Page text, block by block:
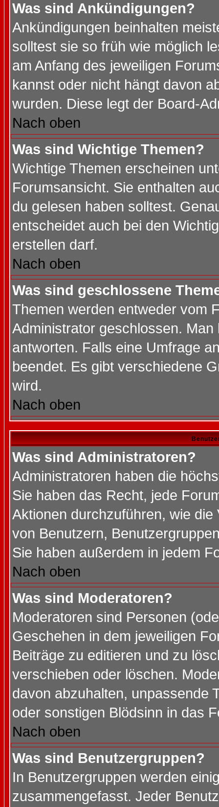
Was sind Ankündigungen?
Ankündigungen beinhalten
solltest sie so früh wie möglich
am Anfang des jeweiligen
kannst oder nicht hängt davon
wurden. Diese legt der Board-
Nach oben
Was sind Wichtige Themen?
Wichtige Themen erscheinen
Forumsansicht. Sie enthalten
du gelesen haben solltest.
entscheidet auch bei den
erstellen darf.
Nach oben
Was sind geschlossene
Themen werden entweder vom
Administrator geschlossen.
antworten. Falls eine Umfrage
beendet. Es gibt verschiedene
wird.
Nach oben
Was sind Administratoren?
Administratoren haben die
Sie haben das Recht, jede
Aktionen durchzuführen, wie
von Benutzern,
Sie haben außerdem in jedem
Nach oben
Was sind Moderatoren?
Moderatoren sind Personen
Geschehen in dem jeweiligen
Beiträge zu editieren und zu
verschieben oder löschen.
davon abzuhalten, unpassende
oder sonstigen Blödsinn in das
Nach oben
Was sind Benutzergruppen?
In Benutzergruppen werden
zusammengefasst. Jeder